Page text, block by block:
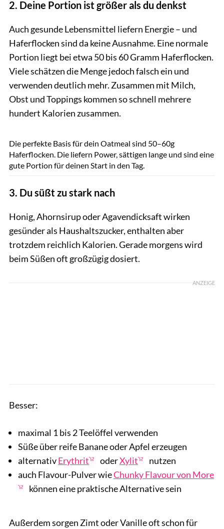
2. Deine Portion ist größer als du denkst
Auch gesunde Lebensmittel liefern Energie – und
Haferflocken sind da keine Ausnahme. Eine normale
Portion liegt bei etwa 50 bis 60 Gramm Haferflocken.
Viele schätzen die Menge jedoch falsch ein und
verwenden deutlich mehr. Zusammen mit Milch,
Obst und Toppings kommen so schnell mehrere
hundert Kalorien zusammen.
Die perfekte Basis für dein Oatmeal sind 50–60g
Haferflocken. Die liefern Power, sättigen lange und sind eine
gute Portion für deinen Start in den Tag.
3. Du süßt zu stark nach
Honig, Ahornsirup oder Agavendicksaft wirken
gesünder als Haushaltszucker, enthalten aber
trotzdem reichlich Kalorien. Gerade morgens wird
beim Süßen oft großzügig dosiert.
ANZEIGE
Besser:
maximal 1 bis 2 Teelöffel verwenden
Süße über reife Banane oder Apfel erzeugen
alternativErythrit oderXylit
nutzen
auch Flavour-Pulver wieChunky Flavour von More
können eine praktische Alternative sein
Außerdem sorgen Zimt oder Vanille oft schon für